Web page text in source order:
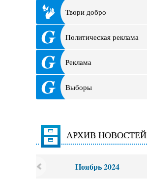
Твори добро
Политическая реклама
Реклама
Выборы
АРХИВ НОВОСТЕЙ
Ноябрь 2024